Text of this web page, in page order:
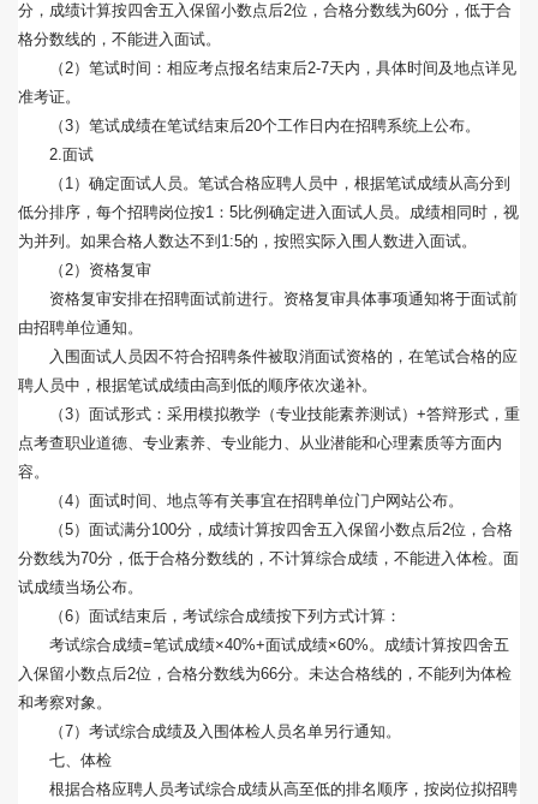
分，成绩计算按四舍五入保留小数点后2位，合格分数线为60分，低于合
格分数线的，不能进入面试。
（2）笔试时间：相应考点报名结束后2-7天内，具体时间及地点详见
准考证。
（3）笔试成绩在笔试结束后20个工作日内在招聘系统上公布。
2.面试
（1）确定面试人员。笔试合格应聘人员中，根据笔试成绩从高分到
低分排序，每个招聘岗位按1：5比例确定进入面试人员。成绩相同时，视
为并列。如果合格人数达不到1:5的，按照实际入围人数进入面试。
（2）资格复审
资格复审安排在招聘面试前进行。资格复审具体事项通知将于面试前
由招聘单位通知。
入围面试人员因不符合招聘条件被取消面试资格的，在笔试合格的应
聘人员中，根据笔试成绩由高到低的顺序依次递补。
（3）面试形式：采用模拟教学（专业技能素养测试）+答辩形式，重
点考查职业道德、专业素养、专业能力、从业潜能和心理素质等方面内
容。
（4）面试时间、地点等有关事宜在招聘单位门户网站公布。
（5）面试满分100分，成绩计算按四舍五入保留小数点后2位，合格
分数线为70分，低于合格分数线的，不计算综合成绩，不能进入体检。面
试成绩当场公布。
（6）面试结束后，考试综合成绩按下列方式计算：
考试综合成绩=笔试成绩×40%+面试成绩×60%。成绩计算按四舍五
入保留小数点后2位，合格分数线为66分。未达合格线的，不能列为体检
和考察对象。
（7）考试综合成绩及入围体检人员名单另行通知。
七、体检
根据合格应聘人员考试综合成绩从高至低的排名顺序，按岗位拟招聘